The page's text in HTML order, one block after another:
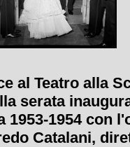
al Teatro alla
serata
1953-1954 con
Catalani,